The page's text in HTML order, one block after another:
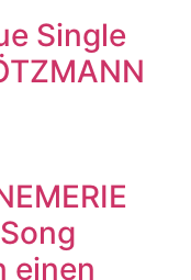
Single
einen